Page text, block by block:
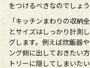
をつけるべきなのでしょう
「キッチンまわりの収納
とサイズはしっかり計測
グします。例えば炊飯器
ング側に出しておきたい
トリーに隠してしまいた